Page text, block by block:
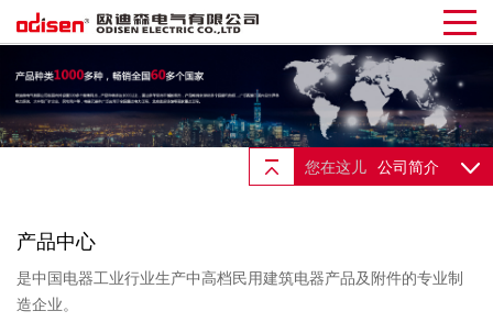
您在这儿 公司简介
产品中心
是中国电器工业行业生产中高档民用建筑电器产品及附件的专业制
造企业。